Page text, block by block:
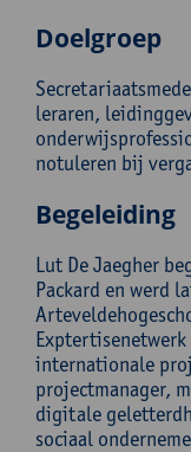
Doelgroep
leraren,
notuleren bij
Begeleiding
Lut De Jaegher
Packard en werd
internationale
projectmanager,
digitale
sociaal